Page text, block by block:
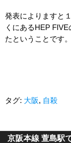
発表によりますと
くにあるHEP
たということです。
タグ: 大阪, 自殺
京阪本線 萱島駅